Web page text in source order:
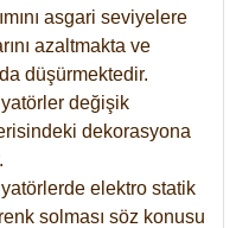
asgari seviyelere
azaltmakta ve
düşürmektedir.
değişik
dekorasyona
elektro statik
solması söz konusu